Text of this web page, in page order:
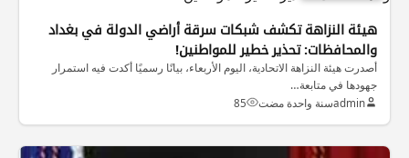
هيئة النزاهة تكشف شبكات سرقة أراضي الدولة في بغداد
والمحافظات: تحذير خطير للمواطنين!
أصدرت هيئة النزاهة الاتحادية، اليوم الأربعاء، بيانًا رسميًا أكدت فيه استمرار
جهودها في متابعة…
adminسنة واحدة مضت 85